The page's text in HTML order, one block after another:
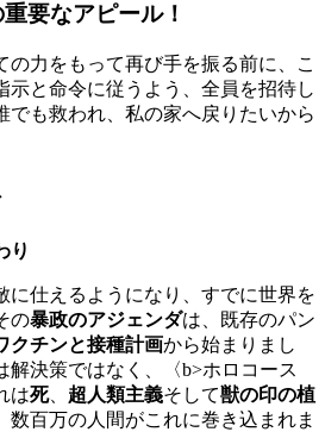
要なアピール！
の力をもって再び手を振る前に、こ
示と命令に従うよう、全員を招待し
でも救われ、私の家へ戻りたいから
り
に仕えるようになり、すでに世界を
の暴政のアジェンダは、既存のパン
クチンと接種計画から始まりまし
解決策ではなく、〈b>ホロコース
は死、 超人類主義そして獣の印の植
数百万の人間がこれに巻き込まれま